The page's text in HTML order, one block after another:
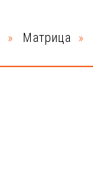
» Матрица »